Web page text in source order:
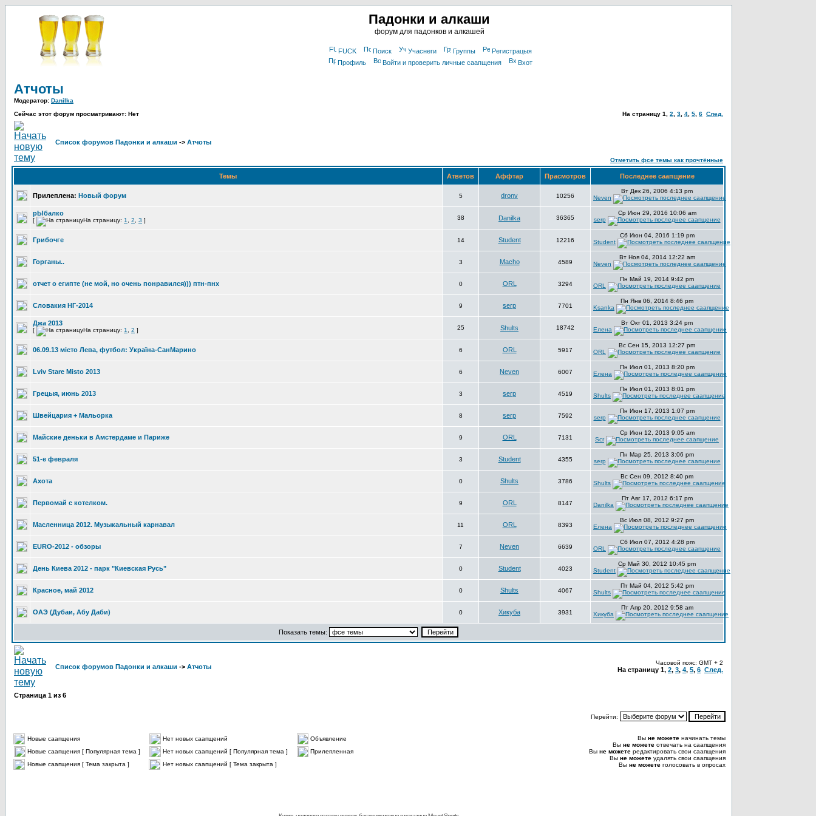
Падонки и алкаши
форум для падонков и алкашей
FUCK Поиск Учаснеги Группы
Регистрацыя
Профиль
Войти и проверить личные саапщения Вхот
Атчоты
Модератор: Danilka
Сейчас этот форум просматривают: Нет
На страницу 1 2 3 4 5 6 След.
Список форумов Падонки и алкаши -> Атчоты
Отметить фсе темы как прочтённые
Темы Атветов Аффтар Прасмотров Последнее саапщение
Прилеплена: Новый форум 5 dronv 10256
Вт Дек 26, 2006 4:13 pm
Neven
рЫбалко
[ На страницу: 1 2 3 ] 38 Danilka 36365
Ср Июн 29, 2016 10:06 am
serp
Грибочге 14 Student 12216
Сб Июн 04, 2016 1:19 pm
Student
Горганы.. 3 Macho 4589
Вт Ноя 04, 2014 12:22 am
Neven
отчет о египте (не мой, но очень понравился))) птн-пнх 0 ORL 3294
Пн Май 19, 2014 9:42 pm
ORL
Словакия НГ-2014 9 serp 7701
Пн Янв 06, 2014 8:46 pm
Ksanka
Джа 2013
[ На страницу: 1 2 ] 25 Shults 18742
Вт Окт 01, 2013 3:24 pm
Елена
06.09.13 місто Лева, футбол: Україна-СанМарино 6 ORL 5917
Вс Сен 15, 2013 12:27 pm
ORL
Lviv Stare Misto 2013 6 Neven 6007
Пн Июл 01, 2013 8:20 pm
Елена
Грецыя, июнь 2013 3 serp 4519
Пн Июл 01, 2013 8:01 pm
Shults
Швейцария + Мальорка 8 serp 7592
Пн Июн 17, 2013 1:07 pm
serp
Майские деньки в Амстердаме и Париже 9 ORL 7131
Ср Июн 12, 2013 9:05 am
Scr
51-е февраля 3 Student 4355
Пн Мар 25, 2013 3:06 pm
serp
Ахота 0 Shults 3786
Вс Сен 09, 2012 8:40 pm
Shults
Первомай с котелком. 9 ORL 8147
Пт Авг 17, 2012 6:17 pm
Danilka
Масленница 2012. Музыкальный карнавал 11 ORL 8393
Вс Июл 08, 2012 9:27 pm
Елена
EURO-2012 - обзоры 7 Neven 6639
Сб Июл 07, 2012 4:28 pm
ORL
День Киева 2012 - парк "Киевская Русь" 0 Student 4023
Ср Май 30, 2012 10:45 pm
Student
Красное, май 2012 0 Shults 4067
Пт Май 04, 2012 5:42 pm
Shults
ОАЭ (Дубаи, Абу Даби) 0 Хикуба 3931
Пт Апр 20, 2012 9:58 am
Хикуба
Показать темы:
Список форумов Падонки и алкаши -> Атчоты
Часовой пояс: GMT + 2
На страницу 1, 2, 3, 4, 5, 6 След.
Страница 1 из 6
Перейти:
Новые саапщения Нет новых саапщений
Объявление
Новые саапщения [ Популярная тема ]
Нет новых саапщений [ Популярная тема ]
Прилепленная
Новые саапщения [ Тема закрыта ]
Нет новых саапщений [ Тема закрыта ]
Вы не можете начинать темы
Вы не можете отвечать на саапщения
Вы не можете редактировать свои саапщения
Вы не можете удалять свои саапщения
Вы не можете голосовать в опросах